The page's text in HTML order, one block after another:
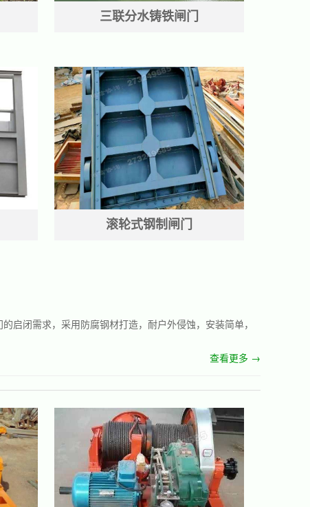
三联分水铸铁闸门
滚轮式钢制闸门
启闭需求，采用防腐钢材打造，耐户外侵蚀，安装简单，
查看更多 →